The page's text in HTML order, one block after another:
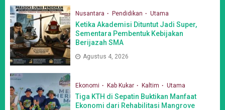
Nusantara Pendidikan Utama
Ketika Akademisi Dituntut Jadi Super,
Sementara Pembentuk Kebijakan
Berijazah SMA
Agustus 4, 2026
Ekonomi Kab Kukar Kaltim Utama
Tiga KTH di Sepatin Buktikan Manfaat
Ekonomi dari Rehabilitasi Mangrove